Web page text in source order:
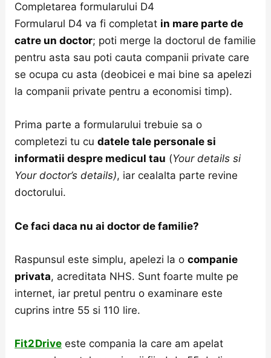
Completarea formularului D4
Formularul D4 va fi completat in mare parte de
catre un doctor; poti merge la doctorul de familie
pentru asta sau poti cauta companii private care
se ocupa cu asta (deobicei e mai bine sa apelezi
la companii private pentru a economisi timp).
Prima parte a formularului trebuie sa o
completezi tu cudatele tale personale si
informatii despre medicul tau (Your details si
Your doctor’s details), iar cealalta parte revine
doctorului.
Ce faci daca nu ai doctor de familie?
Raspunsul este simplu, apelezi la ocompanie
privata, acreditata NHS. Sunt foarte multe pe
internet, iar pretul pentru o examinare este
cuprins intre 55 si 110 lire.
Fit2Drive este compania la care am apelat